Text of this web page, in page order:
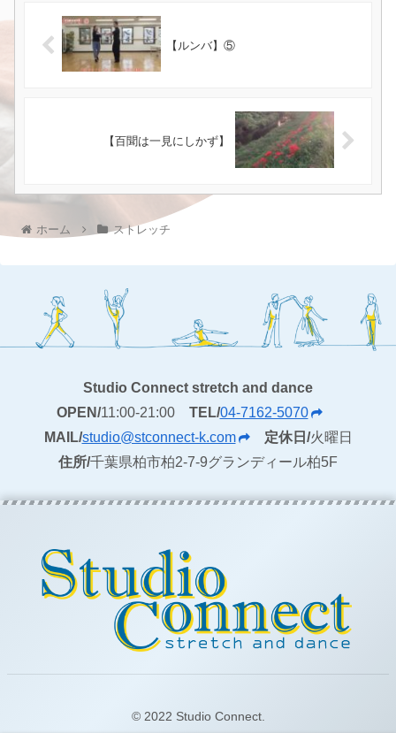
【ルンバ】⑤
【百聞は一見にしかず】
ホーム ストレッチ
Studio Connect stretch and dance
OPEN/11:00-21:00 TEL/04-7162-5070
MAIL/studio@stconnect-k.com 定休日/火曜日
住所/千葉県柏市柏2-7-9グランディール柏5F
© 2022 Studio Connect.